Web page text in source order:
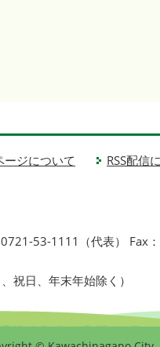
ージについて RSS配信
53-1111（代表） Fax
祝日、年末年始除く）